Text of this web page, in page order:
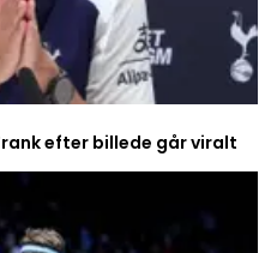
efter billede går viralt